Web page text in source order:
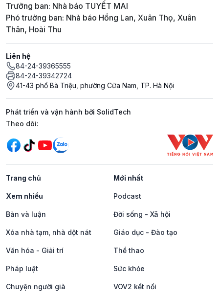
Trưởng ban: Nhà báo TUYẾT MAI
Phó trưởng ban: Nhà báo Hồng Lan, Xuân Thọ, Xuân
Thân, Hoài Thu
Liên hệ
84-24-39365555
84-24-39342724
41-43 phố Bà Triệu, phường Cửa Nam, TP. Hà Nội
Phát triển và vận hành bởi SolidTech
Mạng xã hội
Theo dõi:
Trang chủ Mới nhất
Xem nhiều Podcast
Bàn và luận Đời sống - Xã hội
Xóa nhà tạm, nhà dột nát Giáo dục - Đào tạo
Văn hóa - Giải trí Thể thao
Pháp luật Sức khỏe
Chuyện người già VOV2 kết nối